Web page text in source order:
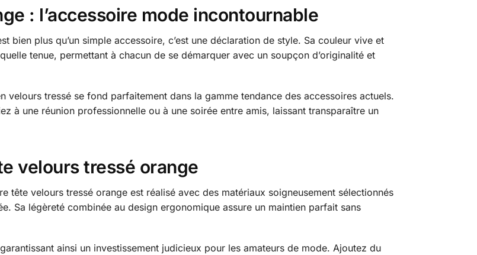
: l’accessoire mode incontournable
bien plus qu’un simple accessoire, c’est une déclaration de style. Sa couleur vive et
tenue, permettant à chacun de se démarquer avec un soupçon d’originalité et
tressé se fond parfaitement dans la gamme tendance des accessoires actuels.
à une réunion professionnelle ou à une soirée entre amis, laissant transparaître un
velours tressé orange
tête velours tressé orange est réalisé avec des matériaux soigneusement sélectionnés
Sa légèreté combinée au design ergonomique assure un maintien parfait sans
ainsi un investissement judicieux pour les amateurs de mode. Ajoutez du